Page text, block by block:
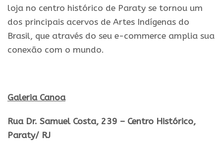
loja no centro histórico de Paraty se tornou um
dos principais acervos de Artes Indígenas do
Brasil, que através do seu e-commerce amplia sua
conexão com o mundo.
Galeria Canoa
Rua Dr. Samuel Costa, 239 – Centro Histórico,
Paraty/ RJ